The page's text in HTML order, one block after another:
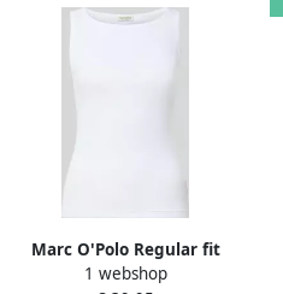
Marc O'Polo Regular fit
tanktop van puur katoen
1 webshop